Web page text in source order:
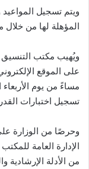
ويتم تسجيل المواعيد
المؤهلة لها من خلال
ويُهيب مكتب التنسيق
على الموقع
تسجيل اختبارات
وحرصًا من الوزارة
الإدارة العامة
من الأدلة